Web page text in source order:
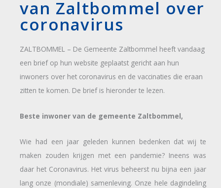
van Zaltbommel over
coronavirus
ZALTBOMMEL – De Gemeente Zaltbommel heeft vandaag
een brief op hun website geplaatst gericht aan hun
inwoners over het coronavirus en de vaccinaties die eraan
zitten te komen. De brief is hieronder te lezen.
Beste inwoner van de gemeente Zaltbommel,
Wie had een jaar geleden kunnen bedenken dat wij te
maken zouden krijgen met een pandemie? Ineens was
daar het Coronavirus. Het virus beheerst nu bijna een jaar
lang onze (mondiale) samenleving. Onze hele dagindeling